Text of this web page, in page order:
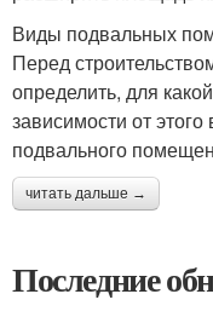
Виды подвальных
Перед
определить, для
зависимости от
подвального
читать дальше →
Последние